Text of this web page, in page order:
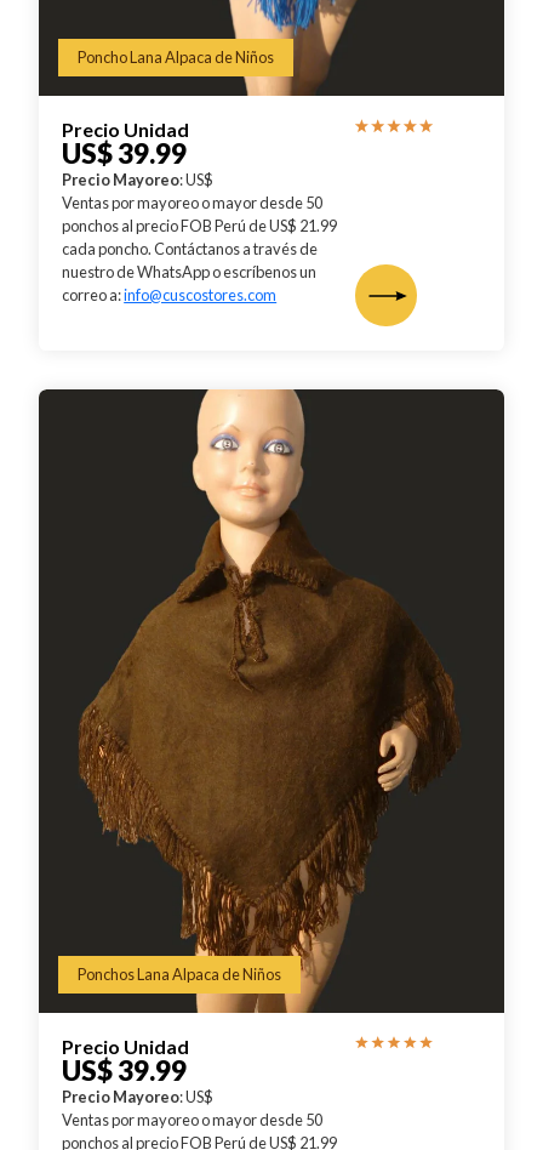
Poncho Lana Alpaca de Niños
Precio Unidad
US$ 39.99
Precio Mayoreo: US$
Ventas por mayoreo o mayor desde 50
ponchos al precio FOB Perú de US$ 21.99
cada poncho. Contáctanos a través de
nuestro de WhatsApp o escríbenos un
correo a:info@cuscostores.com
Ponchos Lana Alpaca de Niños
Precio Unidad
US$ 39.99
Precio Mayoreo: US$
Ventas por mayoreo o mayor desde 50
ponchos al precio FOB Perú de US$ 21.99